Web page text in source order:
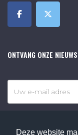
Deze website
ONTVANG ONZE